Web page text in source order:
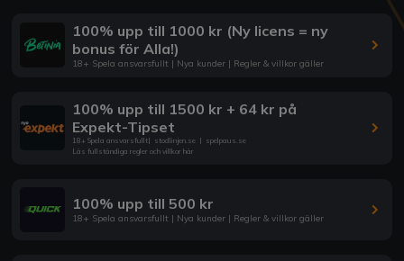
100% upp till 1000 kr (Ny licens = ny
bonus för Alla!)
18+ Spela ansvarsfullt | Nya kunder | Regler & villkor gäller
100% upp till 1500 kr + 64 kr på
Expekt-Tipset
18+ Spela ansvarsfullt| stodlinjen.se | spelpaus.se
Läs fullständiga regler och villkor här
100% upp till 500 kr
18+ Spela ansvarsfullt | Nya kunder | Regler & villkor gäller